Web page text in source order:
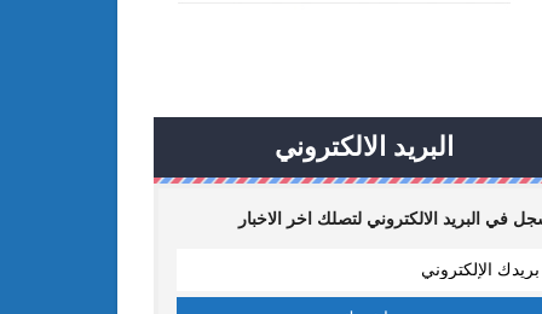
البريد الالكتروني
في البريد الالكتروني لتصلك اخر الاخبار